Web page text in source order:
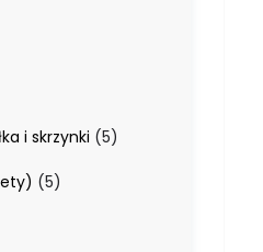
i skrzynki 55
55